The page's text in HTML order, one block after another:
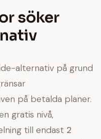
söker
alternativ på grund
på betalda planer.
gratis nivå,
till endast 2